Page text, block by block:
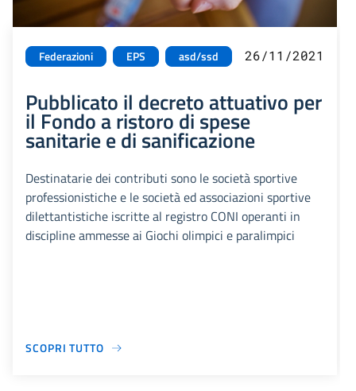
Federazioni EPS asd/ssd 26/11/2021
Pubblicato il decreto attuativo per
il Fondo a ristoro di spese
sanitarie e di sanificazione
Destinatarie dei contributi sono le società sportive
professionistiche e le società ed associazioni sportive
dilettantistiche iscritte al registro CONI operanti in
discipline ammesse ai Giochi olimpici e paralimpici
SCOPRI TUTTO